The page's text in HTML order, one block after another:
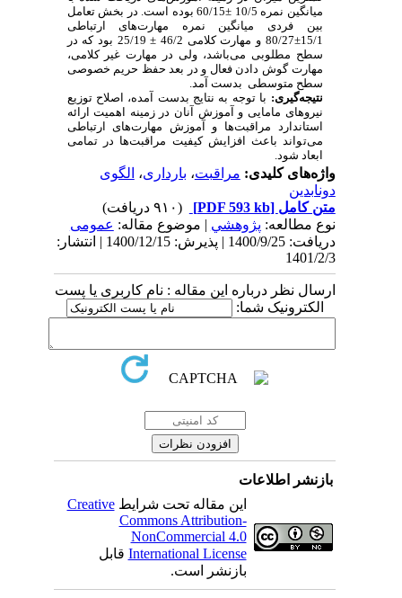
میانگین نمره 10/5
± 60/15 بوده است.
در بخش تعامل
بین فردی میانگین نمره مهارت‌های ارتباطی
15/1
±80/27 و مهارت کلامی 46/2 ±
25/19 بود که در
سطح مطلوبی می‌باشد، ولی در مهارت غیر کلامی،
مهارت گوش دادن فعال و در بعد حفظ حریم خصوصی
سطح متوسطی بدست آمد.
نتیجه‌گیری:با توجه به نتایج بدست آمده، اصلاح توزیع
نیروهای مامایی و آموزش آنان در زمینه اهمیت ارائه
استاندارد مراقبت‌ها و آموزش مهارت‌های ارتباطی
می‌تواند باعث افزایش کیفیت مراقبت‌ها در تمامی
ابعاد شود.
واژه‌های کلیدی:مراقبت،بارداری،الگوی
دونابدین
متن کامل[PDF 593 kb]
نوع مطالعه:پژوهشي| موضوع مقاله:عمومى
دریافت: 1400/9/25 | پذیرش: 1400/12/15 | انتشار:
1401/2/3
ارسال نظر درباره این مقاله : نام کاربری یا پست
الکترونیک شما:
بازنشر اطلاعات
این مقاله تحت شرایطCreative
Commons Attribution-
NonCommercial 4.0
International Licenseقابل
بازنشر است.